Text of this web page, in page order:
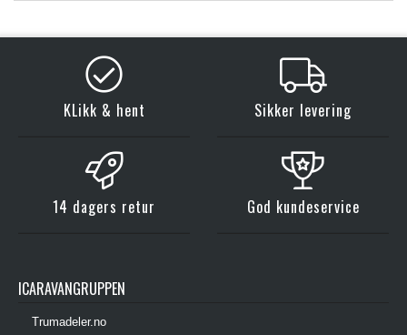
KLikk & hent Sikker levering
14 dagers retur God kundeservice
ICARAVANGRUPPEN
Trumadeler.no